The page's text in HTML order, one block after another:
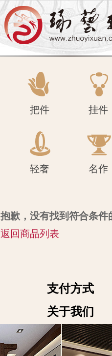
轻奢 名作
把件 挂件
轻奢 名作
抱歉，没有找到符合条件
返回商品列表
支付方式
关于我们